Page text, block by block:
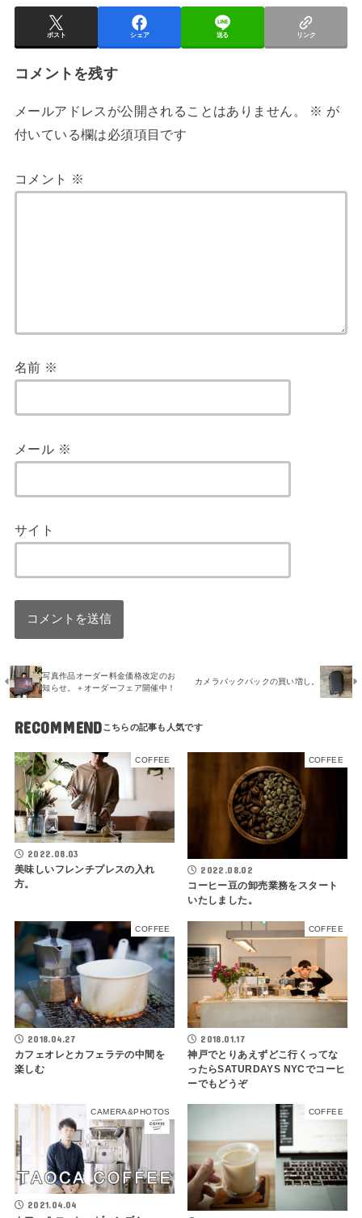
ポスト シェア 送る リンク
コメントを残す
メールアドレスが公開されることはありません。 ※ が
付いている欄は必須項目です
コメント ※
名前 ※
メール ※
サイト
写真作品オーダー料金価格改定のお
知らせ。＋オーダーフェア開催中！
カメラバックパックの買い増し。
RECOMMEND
COFFEE
2022.08.03
美味しいフレンチプレスの入れ
方。
COFFEE
2022.08.02
コーヒー豆の卸売業務をスタート
いたしました。
COFFEE
2018.04.27
カフェオレとカフェラテの中間を
楽しむ
COFFEE
2018.01.17
神戸でとりあえずどこ行くってな
ったらSATURDAYS NYCでコーヒ
ーでもどうぞ
CAMERA&PHOTOS
2021.04.04
COFFEE